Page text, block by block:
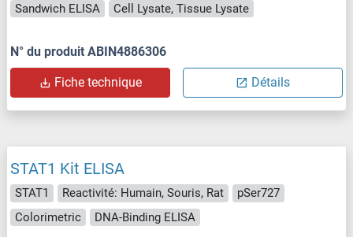
Sandwich ELISA Cell Lysate, Tissue Lysate
N° du produit ABIN4886306
Fiche technique Détails
STAT1 Kit ELISA
STAT1 Reactivité: Humain, Souris, Rat
pSer727
Colorimetric
DNA-Binding ELISA